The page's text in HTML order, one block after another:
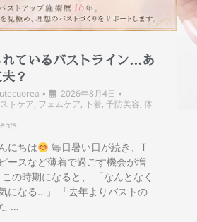
ているバストライン…あ
？
• 2026年8月4日 •
トケア, フェムケア, 下着, 予防美容, 体
にちは
毎日暑い日が続き、T
ースなど薄着で過ごす機会が増
この時期になると、 「なんとなく
になる…」 「去年よりバストの
…